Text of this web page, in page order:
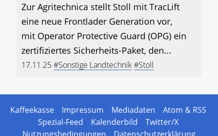
Zur Agritechnica stellt Stoll mit TracLift
eine neue Frontlader Generation vor,
mit Operator Protective Guard (OPG) ein
zertifiziertes Sicherheits-Paket, den...
17.11.25#Sonstige Landtechnik#Stoll
Kaffeekasse Impressum Mediadaten
Atom & RSS
Spezial-Feed
Kalenderbild
Twitter/X